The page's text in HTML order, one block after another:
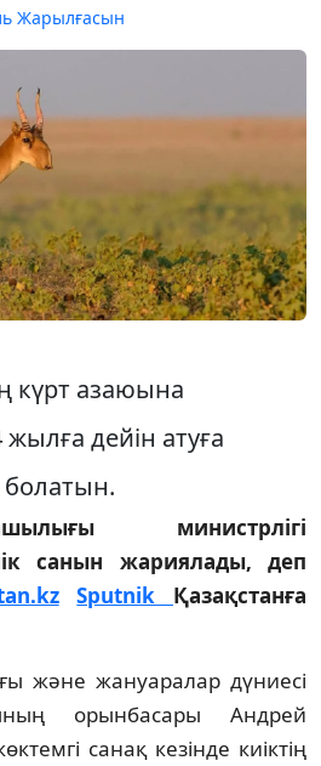
Жарылғасын
күрт азаюына
дейін атуға
министрлігі
санын жариялады, деп
Sputnik Қазақстанға
және жануаралар дүниесі
орынбасары Андрей
санақ кезінде киіктің